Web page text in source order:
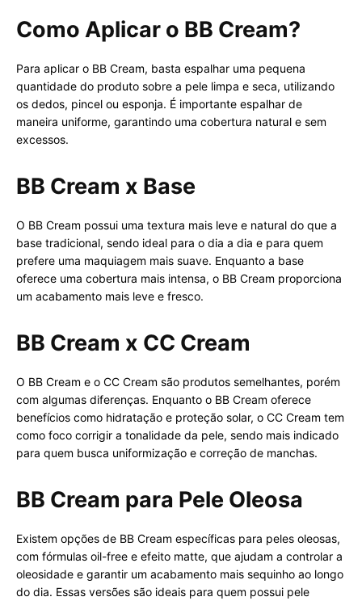
Como Aplicar o BB Cream?
Para aplicar o BB Cream, basta espalhar uma pequena
quantidade do produto sobre a pele limpa e seca, utilizando
os dedos, pincel ou esponja. É importante espalhar de
maneira uniforme, garantindo uma cobertura natural e sem
excessos.
BB Cream x Base
O BB Cream possui uma textura mais leve e natural do que a
base tradicional, sendo ideal para o dia a dia e para quem
prefere uma maquiagem mais suave. Enquanto a base
oferece uma cobertura mais intensa, o BB Cream proporciona
um acabamento mais leve e fresco.
BB Cream x CC Cream
O BB Cream e o CC Cream são produtos semelhantes, porém
com algumas diferenças. Enquanto o BB Cream oferece
benefícios como hidratação e proteção solar, o CC Cream tem
como foco corrigir a tonalidade da pele, sendo mais indicado
para quem busca uniformização e correção de manchas.
BB Cream para Pele Oleosa
Existem opções de BB Cream específicas para peles oleosas,
com fórmulas oil-free e efeito matte, que ajudam a controlar a
oleosidade e garantir um acabamento mais sequinho ao longo
do dia. Essas versões são ideais para quem possui pele